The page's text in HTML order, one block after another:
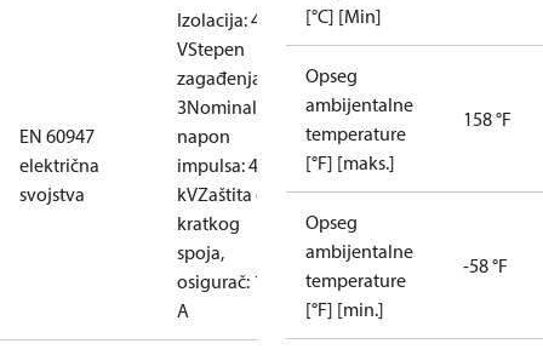
EN 60947
električna
svojstva
Izolacija: 400
VStepen
zagađenja:
3Nominalni
napon
impulsa: 4
kVZaštita od
kratkog
spoja,
osigurač: 10
A
[°C] [Min]
Opseg
ambijentalne
temperature
[°F] [maks.]
158 °F
Opseg
ambijentalne
temperature
[°F] [min.]
-58 °F